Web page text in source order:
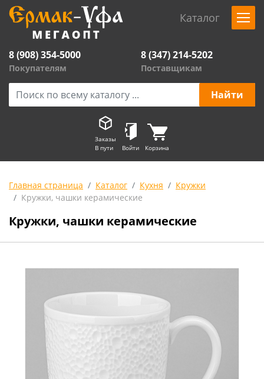
Каталог
8 (908) 354-5000
Покупателям
8 (347) 214-5202
Поставщикам
Заказы
В пути
Войти Корзина
Главная страница Каталог Кухня
Кружки
Кружки, чашки керамические
Кружки, чашки керамические